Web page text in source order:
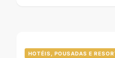
HOTÉIS, POUSADAS E